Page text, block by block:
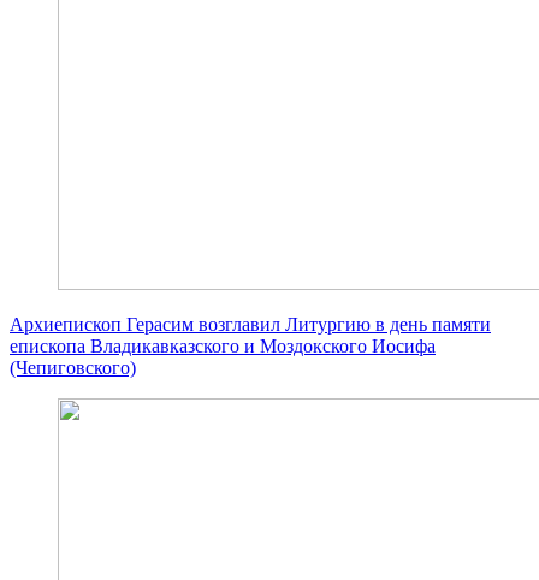
Архиепископ Герасим возглавил Литургию в день памяти
епископа Владикавказского и Моздокского Иосифа
(Чепиговского)